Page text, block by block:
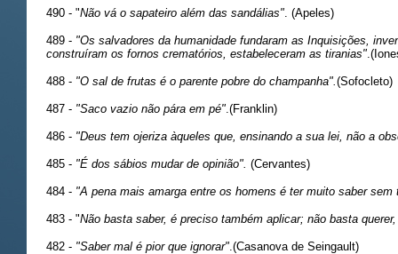
490 - "Não vá o sapateiro além das sandálias" . (Apeles)
489 - "Os salvadores da humanidade fundaram as Inquisições,
construíram os fornos crematórios, estabeleceram as tiranias"
488 - "O sal de frutas é o parente pobre do champanha". (Sofocleto)
487 - "Saco vazio não pára em pé" .(Franklin)
486 - "Deus tem ojeriza àqueles que, ensinando a sua lei, não a
485 - "É dos sábios mudar de opinião". (Cervantes)
484 - "A pena mais amarga entre os homens é ter muito saber sem
483 - "Não basta saber, é preciso também aplicar; não basta
482 - "Saber mal é pior que ignorar" .(Casanova de Seingault)